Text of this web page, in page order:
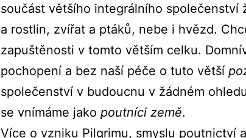
součást většího integrálního
a rostlin, zvířat a ptáků, nebe i hvězd.
zapuštěnosti v tomto větším celku.
pochopení a bez naší péče o tuto větší
společenství v budoucnu v žádném
se vnímáme jako poutníci země.
Více o vzniku Pilgrimu, smyslu poutnictví